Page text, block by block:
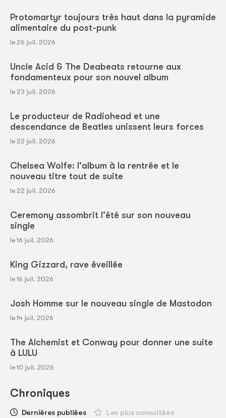
Protomartyr toujours très haut dans la pyramide
alimentaire du post-punk
le 26 juil. 2026
Uncle Acid & The Deabeats retourne aux
fondamenteux pour son nouvel album
le 23 juil. 2026
Le producteur de Radiohead et une
descendance de Beatles unissent leurs forces
le 22 juil. 2026
Chelsea Wolfe: l'album à la rentrée et le
nouveau titre tout de suite
le 22 juil. 2026
Ceremony assombrit l'été sur son nouveau
single
le 16 juil. 2026
King Gizzard, rave éveillée
le 16 juil. 2026
Josh Homme sur le nouveau single de Mastodon
le 14 juil. 2026
The Alchemist et Conway pour donner une suite
à LULU
le 10 juil. 2026
Chroniques
Dernières publiées Les plus consultées